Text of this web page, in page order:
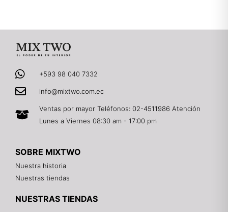
+593 98 040 7332
info@mixtwo.com.ec
Ventas por mayor Teléfonos: 02-4511986 Atención
Lunes a Viernes 08:30 am - 17:00 pm
SOBRE MIXTWO
Nuestra historia
Nuestras tiendas
NUESTRAS TIENDAS